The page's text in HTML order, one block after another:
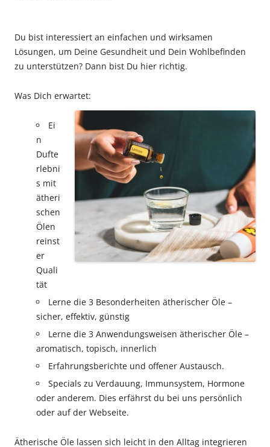
Du bist interessiert an einfachen und wirksamen
Lösungen, um Deine Gesundheit und Dein Wohlbefinden
zu unterstützen? Dann bist Du hier richtig.
Was Dich erwartet:
Ei
n
Dufte
rlebni
s mit
ätheri
schen
Ölen
reinst
er
Quali
tät
Lerne die 3 Besonderheiten ätherischer Öle –
sicher, effektiv, günstig
Lerne die 3 Anwendungsweisen ätherischer Öle –
aromatisch, topisch, innerlich
Erfahrungsberichte und offener Austausch.
Specials zu Verdauung, Immunsystem, Hormone
oder anderem. Dies erfährst du bei uns persönlich
oder auf der Webseite.
Ätherische Öle lassen sich leicht in den Alltag integrieren